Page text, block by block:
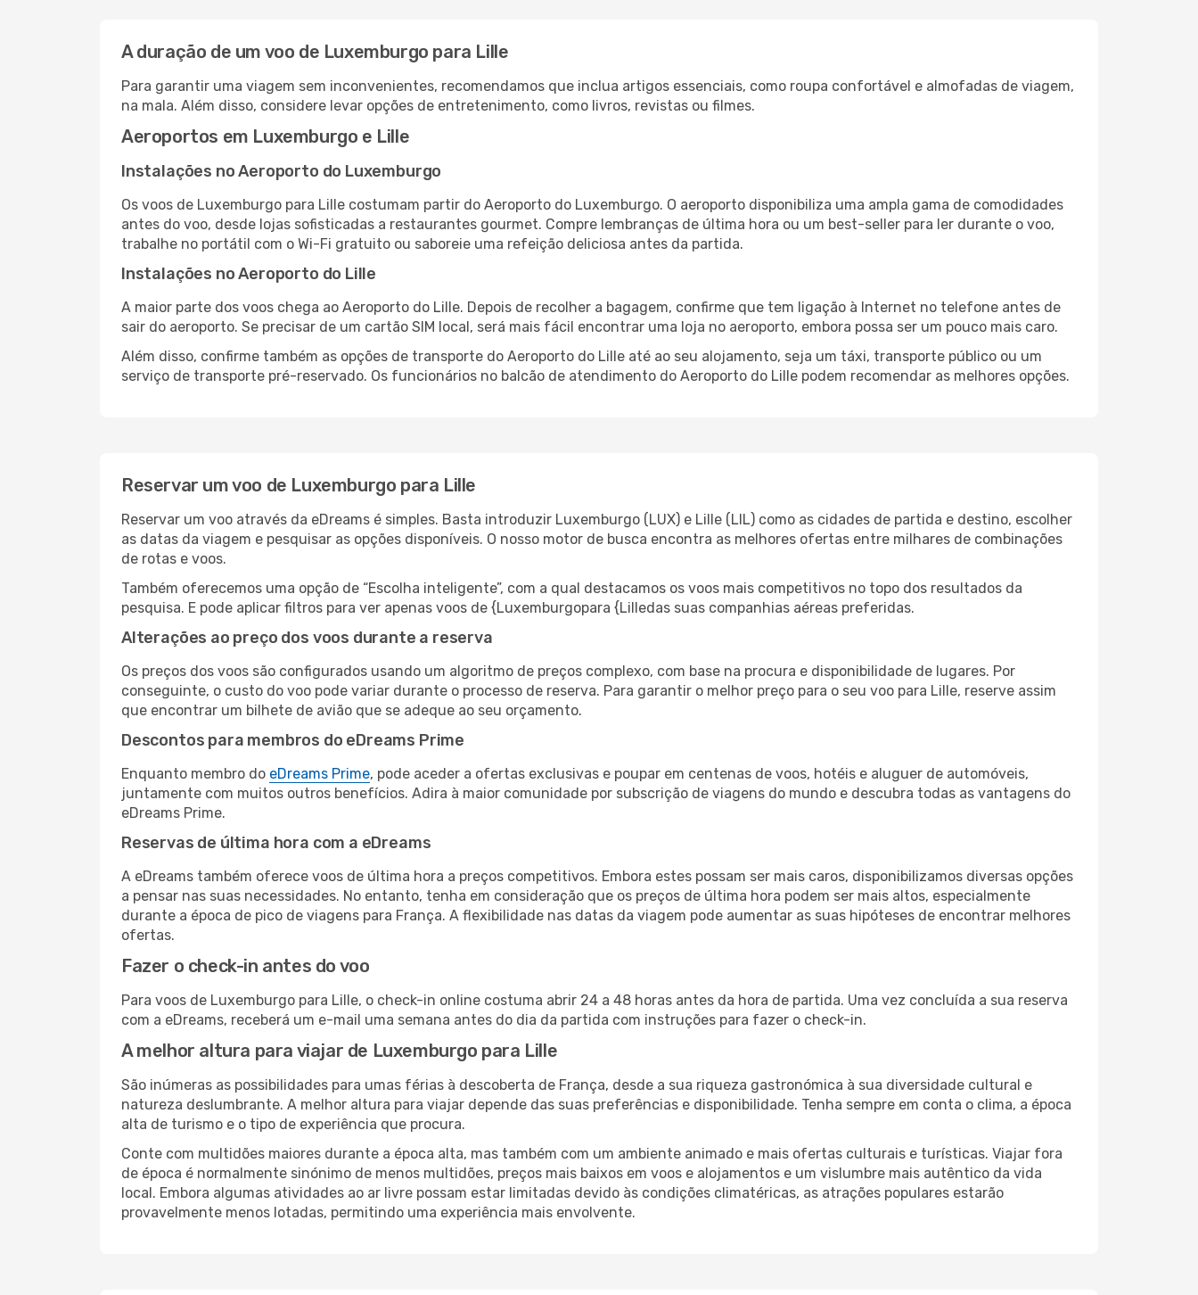
A duração de um voo de Luxemburgo para Lille
Para garantir uma viagem sem inconvenientes, recomendamos que inclua artigos essenciais, como roupa confortável e almofadas de viagem,
na mala. Além disso, considere levar opções de entretenimento, como livros, revistas ou filmes.
Aeroportos em Luxemburgo e Lille
Instalações no Aeroporto do Luxemburgo
Os voos de Luxemburgo para Lille costumam partir do Aeroporto do Luxemburgo. O aeroporto disponibiliza uma ampla gama de comodidades
antes do voo, desde lojas sofisticadas a restaurantes gourmet. Compre lembranças de última hora ou um best-seller para ler durante o voo,
trabalhe no portátil com o Wi-Fi gratuito ou saboreie uma refeição deliciosa antes da partida.
Instalações no Aeroporto do Lille
A maior parte dos voos chega ao Aeroporto do Lille. Depois de recolher a bagagem, confirme que tem ligação à Internet no telefone antes de
sair do aeroporto. Se precisar de um cartão SIM local, será mais fácil encontrar uma loja no aeroporto, embora possa ser um pouco mais caro.
Além disso, confirme também as opções de transporte do Aeroporto do Lille até ao seu alojamento, seja um táxi, transporte público ou um
serviço de transporte pré-reservado. Os funcionários no balcão de atendimento do Aeroporto do Lille podem recomendar as melhores opções.
Reservar um voo de Luxemburgo para Lille
Reservar um voo através da eDreams é simples. Basta introduzir Luxemburgo (LUX) e Lille (LIL) como as cidades de partida e destino, escolher
as datas da viagem e pesquisar as opções disponíveis. O nosso motor de busca encontra as melhores ofertas entre milhares de combinações
de rotas e voos.
Também oferecemos uma opção de “Escolha inteligente”, com a qual destacamos os voos mais competitivos no topo dos resultados da
pesquisa. E pode aplicar filtros para ver apenas voos de {Luxemburgopara {Lilledas suas companhias aéreas preferidas.
Alterações ao preço dos voos durante a reserva
Os preços dos voos são configurados usando um algoritmo de preços complexo, com base na procura e disponibilidade de lugares. Por
conseguinte, o custo do voo pode variar durante o processo de reserva. Para garantir o melhor preço para o seu voo para Lille, reserve assim
que encontrar um bilhete de avião que se adeque ao seu orçamento.
Descontos para membros do eDreams Prime
Enquanto membro do eDreams Prime, pode aceder a ofertas exclusivas e poupar em centenas de voos, hotéis e aluguer de automóveis,
juntamente com muitos outros benefícios. Adira à maior comunidade por subscrição de viagens do mundo e descubra todas as vantagens do
eDreams Prime.
Reservas de última hora com a eDreams
A eDreams também oferece voos de última hora a preços competitivos. Embora estes possam ser mais caros, disponibilizamos diversas opções
a pensar nas suas necessidades. No entanto, tenha em consideração que os preços de última hora podem ser mais altos, especialmente
durante a época de pico de viagens para França. A flexibilidade nas datas da viagem pode aumentar as suas hipóteses de encontrar melhores
ofertas.
Fazer o check-in antes do voo
Para voos de Luxemburgo para Lille, o check-in online costuma abrir 24 a 48 horas antes da hora de partida. Uma vez concluída a sua reserva
com a eDreams, receberá um e-mail uma semana antes do dia da partida com instruções para fazer o check-in.
A melhor altura para viajar de Luxemburgo para Lille
São inúmeras as possibilidades para umas férias à descoberta de França, desde a sua riqueza gastronómica à sua diversidade cultural e
natureza deslumbrante. A melhor altura para viajar depende das suas preferências e disponibilidade. Tenha sempre em conta o clima, a época
alta de turismo e o tipo de experiência que procura.
Conte com multidões maiores durante a época alta, mas também com um ambiente animado e mais ofertas culturais e turísticas. Viajar fora
de época é normalmente sinónimo de menos multidões, preços mais baixos em voos e alojamentos e um vislumbre mais autêntico da vida
local. Embora algumas atividades ao ar livre possam estar limitadas devido às condições climatéricas, as atrações populares estarão
provavelmente menos lotadas, permitindo uma experiência mais envolvente.